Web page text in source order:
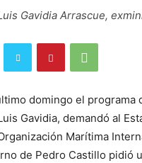
Gavidia Arrascue,
domingo el programa
Gavidia, demandó al
Marítima
de Pedro Castillo pidió